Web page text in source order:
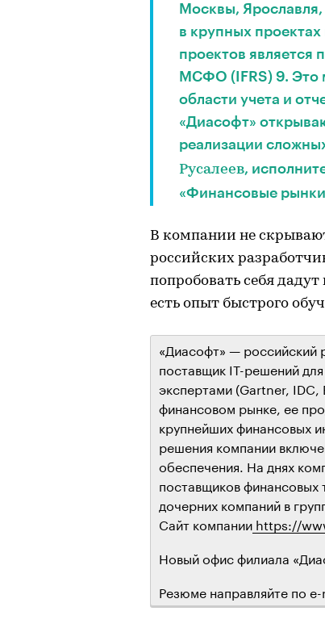
Москвы, Ярославля,
в крупных
проектов является
МСФО (IFRS) 9. Это
области учета и
«Диасофт»
реализации
Русалеев,
«Финансовые
В компании не
российских
попробовать себя
есть опыт быстрого
«Диасофт» — российский
поставщик IT-решений
экспертами (Gartner,
финансовом рынке, ее
крупнейших финансовых
решения компании
обеспечения. На днях
поставщиков финансовых
дочерних компаний в
Сайт компании https://
Новый офис филиала
Резюме направляйте по